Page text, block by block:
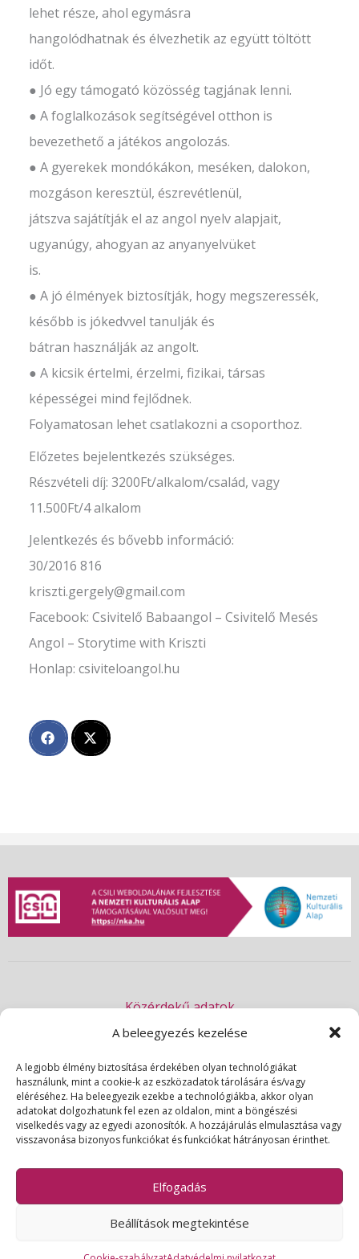
A beleegyezés kezelése
A legjobb élmény biztosítása érdekében olyan technológiákat
használunk, mint a cookie-k az eszközadatok tárolására és/vagy
eléréséhez. Ha beleegyezik ezekbe a technológiákba, akkor olyan
adatokat dolgozhatunk fel ezen az oldalon, mint a böngészési
viselkedés vagy az egyedi azonosítók. A hozzájárulás elmulasztása vagy
visszavonása bizonyos funkciókat és funkciókat hátrányosan érinthet.
Elfogadás
Beállítások megtekintése
lehet része, ahol egymásra
hangolódhatnak és élvezhetik az együtt töltött
időt.
● Jó egy támogató közösség tagjának lenni.
● A foglalkozások segítségével otthon is
bevezethető a játékos angolozás.
● A gyerekek mondókákon, meséken, dalokon,
mozgáson keresztül, észrevétlenül,
játszva sajátítják el az angol nyelv alapjait,
ugyanúgy, ahogyan az anyanyelvüket
is.
● A jó élmények biztosítják, hogy megszeressék,
később is jókedvvel tanulják és
bátran használják az angolt.
● A kicsik értelmi, érzelmi, fizikai, társas
képességei mind fejlődnek.
Folyamatosan lehet csatlakozni a csoporthoz.
Előzetes bejelentkezés szükséges.
Részvételi díj: 3200Ft/alkalom/család, vagy
11.500Ft/4 alkalom
Jelentkezés és bővebb információ:
30/2016 816
kriszti.gergely@gmail.com
Facebook: Csivitelő Babaangol – Csivitelő Mesés
Angol – Storytime with Kriszti
Honlap: csiviteloangol.hu
Közérdekű adatok
Akadálymentességi nyilatkozat
Impresszum
Kapcsolat
© 2026 | Csili Művelődési Központ | Minden jog fenntartva